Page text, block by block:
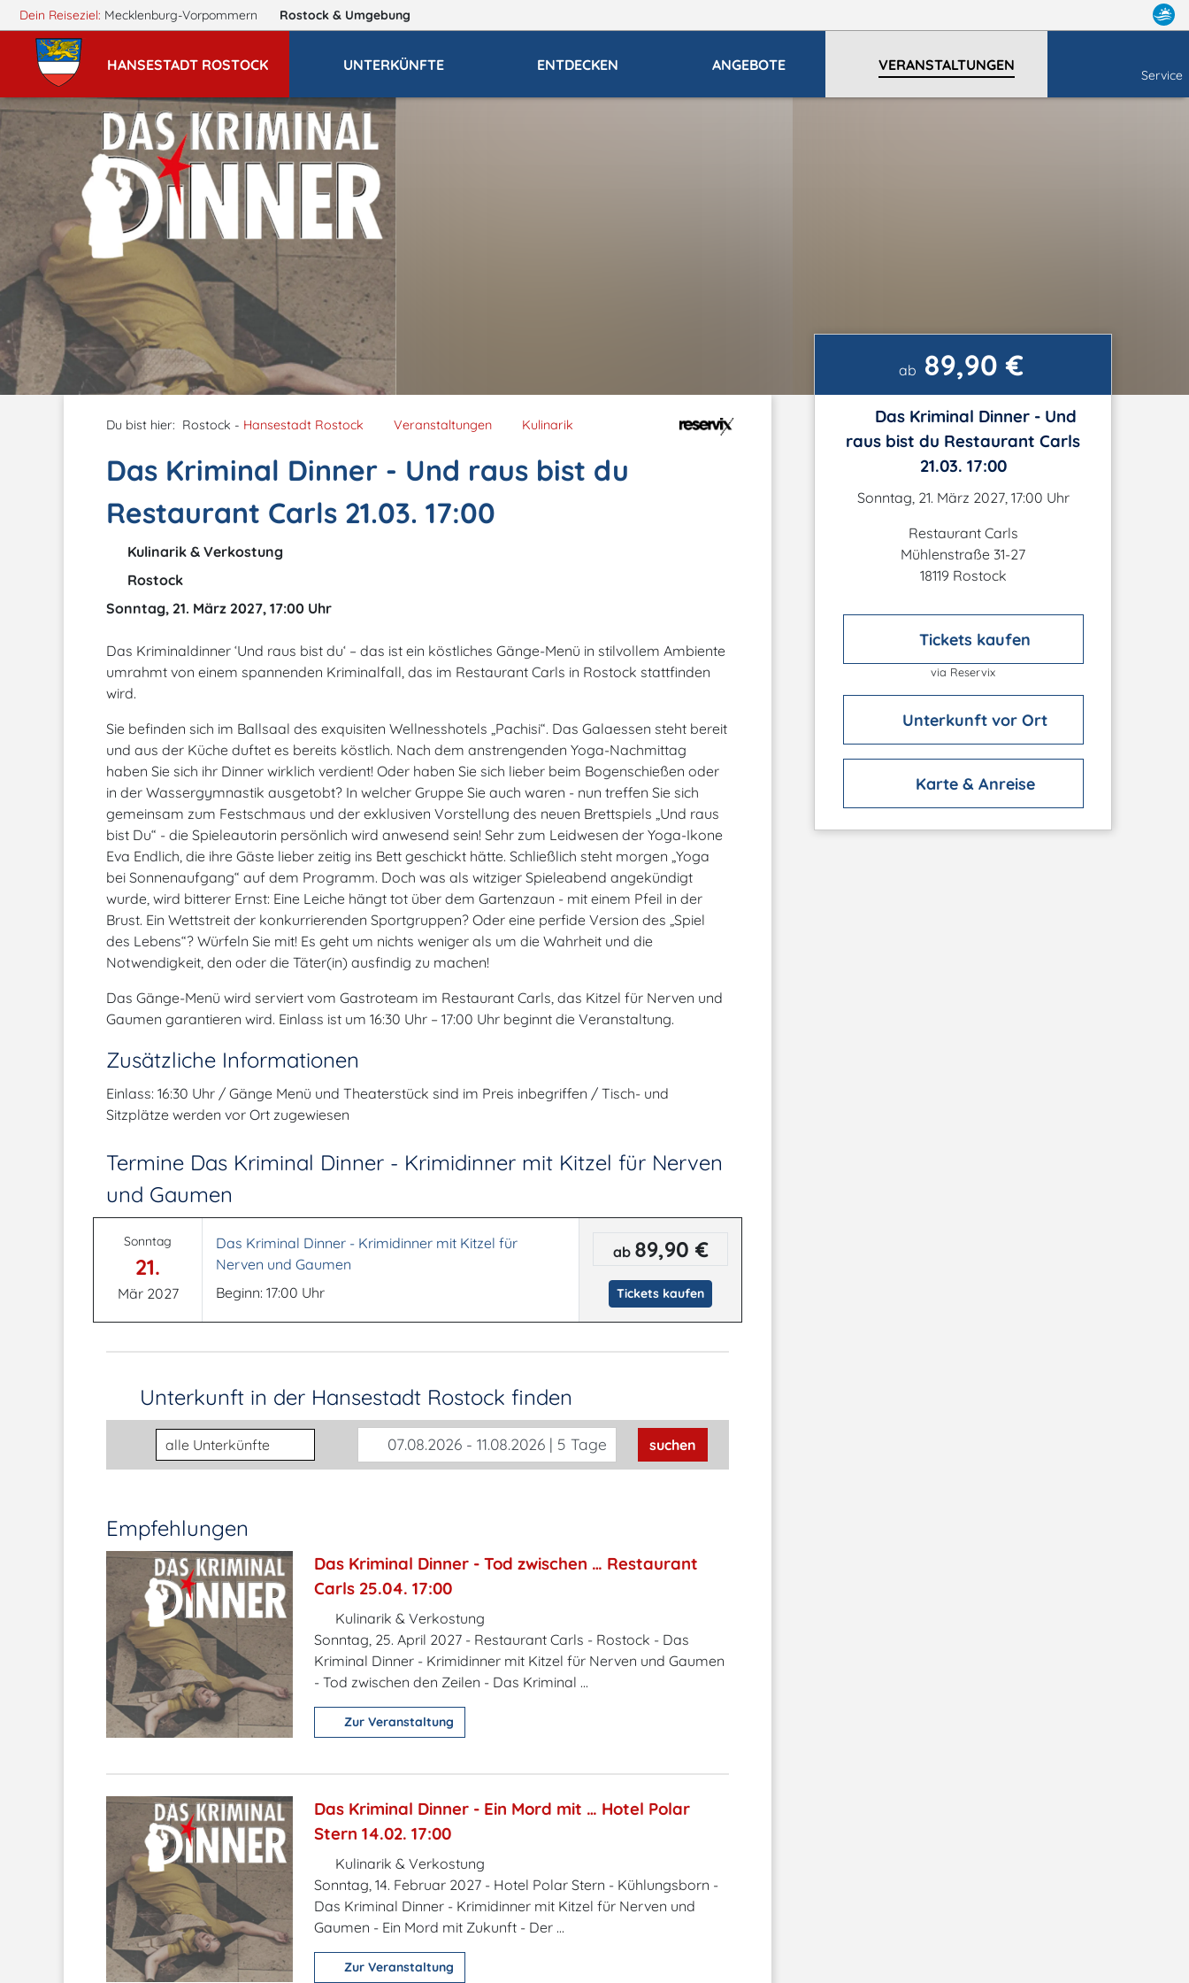
Dein Reiseziel: Mecklenburg-Vorpommern Rostock & Umgebung
HANSESTADT ROSTOCK UNTERKÜNFTE ENTDECKEN ANGEBOTE VERANSTALTUNGEN
Service
Du bist hier: Rostock - Hansestadt Rostock Veranstaltungen Kulinarik
Das Kriminal Dinner - Und raus bist du
Restaurant Carls 21.03. 17:00
Kulinarik & Verkostung
Rostock
Sonntag, 21. März 2027, 17:00 Uhr
Das Kriminaldinner ‘Und raus bist du‘ – das ist ein köstliches Gänge-Menü in stilvollem Ambiente
umrahmt von einem spannenden Kriminalfall, das im Restaurant Carls in Rostock stattfinden
wird.
Sie befinden sich im Ballsaal des exquisiten Wellnesshotels „Pachisi“. Das Galaessen steht bereit
und aus der Küche duftet es bereits köstlich. Nach dem anstrengenden Yoga-Nachmittag
haben Sie sich ihr Dinner wirklich verdient! Oder haben Sie sich lieber beim Bogenschießen oder
in der Wassergymnastik ausgetobt? In welcher Gruppe Sie auch waren - nun treffen Sie sich
gemeinsam zum Festschmaus und der exklusiven Vorstellung des neuen Brettspiels „Und raus
bist Du“ - die Spieleautorin persönlich wird anwesend sein! Sehr zum Leidwesen der Yoga-Ikone
Eva Endlich, die ihre Gäste lieber zeitig ins Bett geschickt hätte. Schließlich steht morgen „Yoga
bei Sonnenaufgang“ auf dem Programm. Doch was als witziger Spieleabend angekündigt
wurde, wird bitterer Ernst: Eine Leiche hängt tot über dem Gartenzaun - mit einem Pfeil in der
Brust. Ein Wettstreit der konkurrierenden Sportgruppen? Oder eine perfide Version des „Spiel
des Lebens“? Würfeln Sie mit! Es geht um nichts weniger als um die Wahrheit und die
Notwendigkeit, den oder die Täter(in) ausfindig zu machen!
Das Gänge-Menü wird serviert vom Gastroteam im Restaurant Carls, das Kitzel für Nerven und
Gaumen garantieren wird. Einlass ist um 16:30 Uhr – 17:00 Uhr beginnt die Veranstaltung.
Zusätzliche Informationen
Einlass: 16:30 Uhr / Gänge Menü und Theaterstück sind im Preis inbegriffen / Tisch- und
Sitzplätze werden vor Ort zugewiesen
Termine Das Kriminal Dinner - Krimidinner mit Kitzel für Nerven
und Gaumen
Sonntag
21.
Mär 2027
Das Kriminal Dinner - Krimidinner mit Kitzel für
Nerven und Gaumen
Beginn: 17:00 Uhr
ab 89,90 €
Tickets kaufen
Unterkunft in der Hansestadt Rostock finden
Unterkunftsart 07.08.2026 - 11.08.2026 | 5 Tage suchen
Empfehlungen
Das Kriminal Dinner - Tod zwischen … Restaurant
Carls 25.04. 17:00
Kulinarik & Verkostung
Sonntag, 25. April 2027 - Restaurant Carls - Rostock - Das
Kriminal Dinner - Krimidinner mit Kitzel für Nerven und Gaumen
- Tod zwischen den Zeilen - Das Kriminal ...
Zur Veranstaltung
Das Kriminal Dinner - Ein Mord mit … Hotel Polar
Stern 14.02. 17:00
Kulinarik & Verkostung
Sonntag, 14. Februar 2027 - Hotel Polar Stern - Kühlungsborn -
Das Kriminal Dinner - Krimidinner mit Kitzel für Nerven und
Gaumen - Ein Mord mit Zukunft - Der ...
Zur Veranstaltung
ab 89,90 €
Das Kriminal Dinner - Und
raus bist du Restaurant Carls
21.03. 17:00
Sonntag, 21. März 2027, 17:00 Uhr
Restaurant Carls
Mühlenstraße 31-27
18119 Rostock
Tickets kaufen
via Reservix
Unterkunft vor Ort
Karte & Anreise